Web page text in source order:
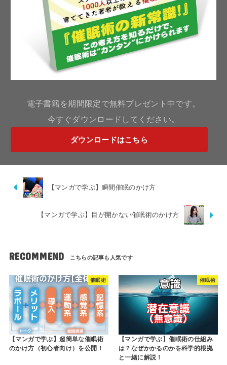
電子書籍を期間限定で無料プレゼント中です。
今すぐダウンロードしてください。
ダウンロードはこちら
【マンガで学ぶ】瞬間催眠のかけ方
【マンガで学ぶ】目が開かない催眠術のかけ方
RECOMMEND
催眠術
【マンガで学ぶ】超簡単な催眠術
のかけ方（初心者向け）を公開！
催眠術
【マンガで学ぶ】催眠術の仕組み
は？なぜかかるのかを科学的根拠
と一緒に解説！